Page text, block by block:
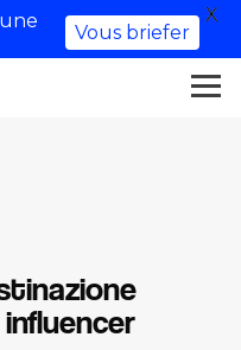
Vous briefer
X